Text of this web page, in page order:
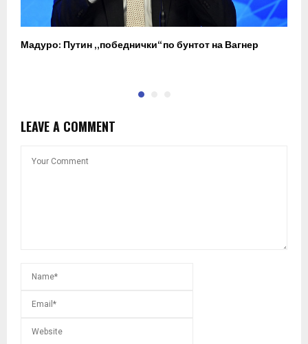
Мадуро: Путин „победнички“ по бунтот на Вагнер
LEAVE A COMMENT